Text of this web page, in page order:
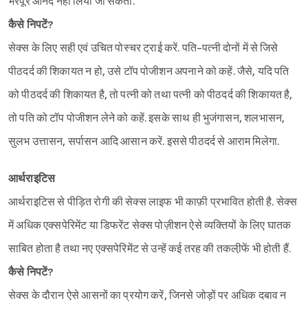
कैसे निपटें?
सेक्स के लिए सही एवं उचित पोस्चर ट्राई करें. पति-पत्नी दोनों में से जिसे
पीठदर्द की शिकायत न हो, उसे टॉप पोजीशन अपनाने को कहें. जैसे, यदि पति
को पीठदर्द की शिकायत है, तो पत्नी को तथा पत्नी को पीठदर्द की शिकायत है,
तो पति को टॉप पोजीशन लेने को कहें. इसके साथ ही भुजंगासन, शलभासन,
सुलभ उत्तासन, सर्पासन आदि आसान करें. इससे पीठदर्द से आराम मिलेगा.
आर्थराइटिस
आर्थराइटिस से पीड़ित रोगी की सेक्स लाइफ भी काफ़ी प्रभावित होती है. सेक्स
में अधिक एक्सपेरिमेंट या डिफरेंट सेक्स पोज़ीशन ऐसे व्यक्तियों के लिए घातक
साबित होता है तथा नए एक्सपेरिमेंट से उन्हें कई तरह की तकली़फें भी होती हैं.
कैसे निपटें?
सेक्स के दौरान ऐसे आसनों का प्रयोग करें, जिनसे जोड़ों पर अधिक दबाव न